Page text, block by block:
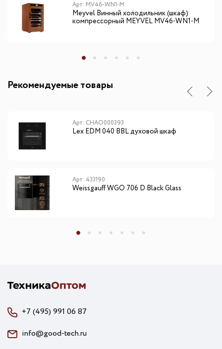
Арт: MV46-WN1-M
Meyvel Винный холодильник (шкаф)
компрессорный MEYVEL MV46-WN1-M
Рекомендуемые товары
Арт: CHAO000393
Lex EDM 040 BBL духовой шкаф
Арт: 433190
Weissgauff WGO 706 D Black Glass
+7 (495) 991 06 87
info@good-tech.ru